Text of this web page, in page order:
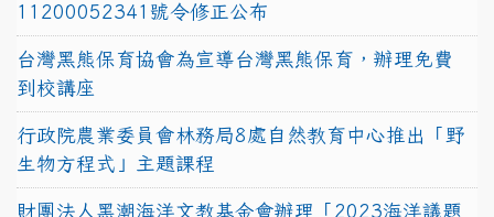
11200052341號令修正公布
台灣黑熊保育協會為宣導台灣黑熊保育，辦理免費
到校講座
行政院農業委員會林務局8處自然教育中心推出「野
生物方程式」主題課程
財團法人黑潮海洋文教基金會辦理「2023海洋議題